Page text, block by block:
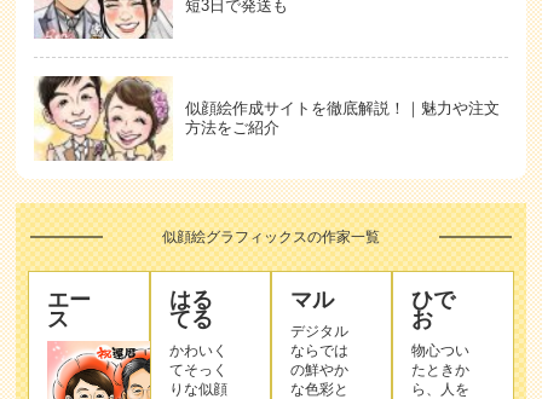
短3日で発送も
似顔絵作成サイトを徹底解説！｜魅力や注文
方法をご紹介
似顔絵グラフィックスの作家一覧
エー
ス
はる
てる
かわいく
てそっく
りな似顔
マル
デジタル
ならでは
の鮮やか
な色彩と
ひで
お
物心つい
たときか
ら、人を